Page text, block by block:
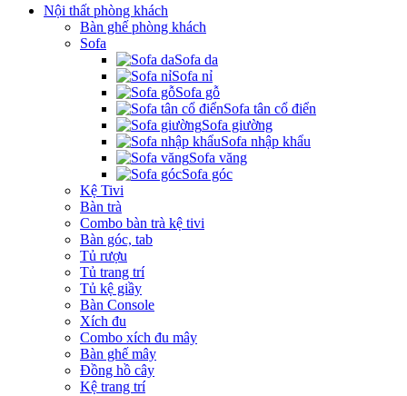
Nội thất phòng khách
Bàn ghế phòng khách
Sofa
Sofa da
Sofa nỉ
Sofa gỗ
Sofa tân cổ điển
Sofa giường
Sofa nhập khẩu
Sofa văng
Sofa góc
Kệ Tivi
Bàn trà
Combo bàn trà kệ tivi
Bàn góc, tab
Tủ rượu
Tủ trang trí
Tủ kệ giầy
Bàn Console
Xích đu
Combo xích đu mây
Bàn ghế mây
Đồng hồ cây
Kệ trang trí